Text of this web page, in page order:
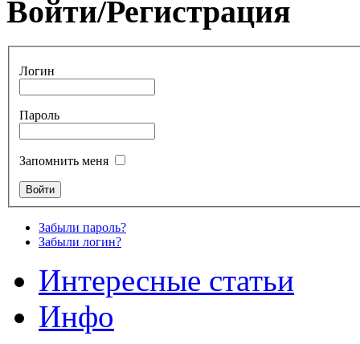
Войти/Регистрация
Логин
Пароль
Запомнить меня
Забыли пароль?
Забыли логин?
Интересные статьи
Инфо